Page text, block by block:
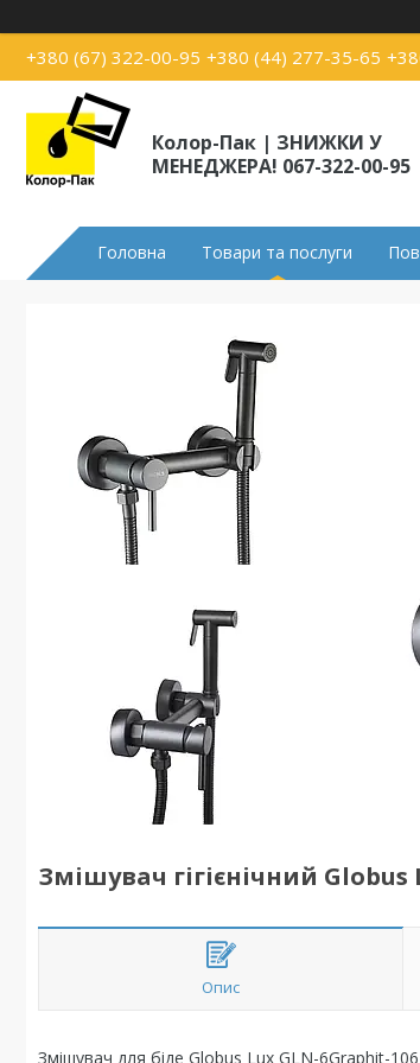
+380 (67) 322-00-95 +380 (44) 277-35-65
Колор-Пак | ЗНИЖКИ У
МЕНЕДЖЕРА! 067-322-00-95
Головна Товари та послуги
Змішувач гігієнічний
Опис
Змішувач для біде Globus Lux GLN-6Graphit-